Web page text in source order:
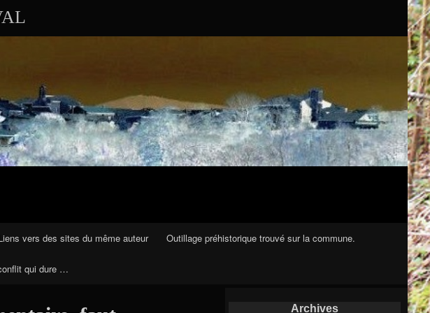
vers des sites du même auteur Outillage préhistorique trouvé sur la commune.
qui dure …
Archives